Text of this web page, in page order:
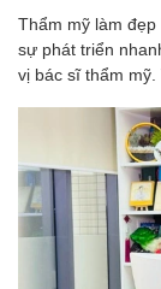
Thẩm mỹ làm
sự phát triển
vị bác sĩ thẩm mỹ.